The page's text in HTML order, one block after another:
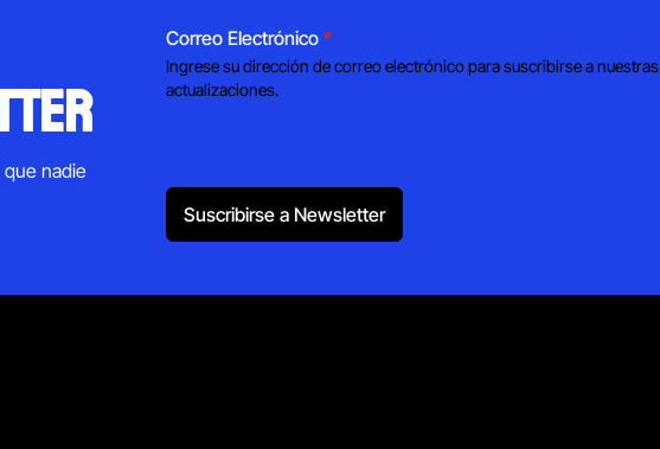
nadie
Correo Electrónico *
Ingrese su dirección de correo electrónico para suscribirse a nuestras
actualizaciones.
Suscribirse a Newsletter